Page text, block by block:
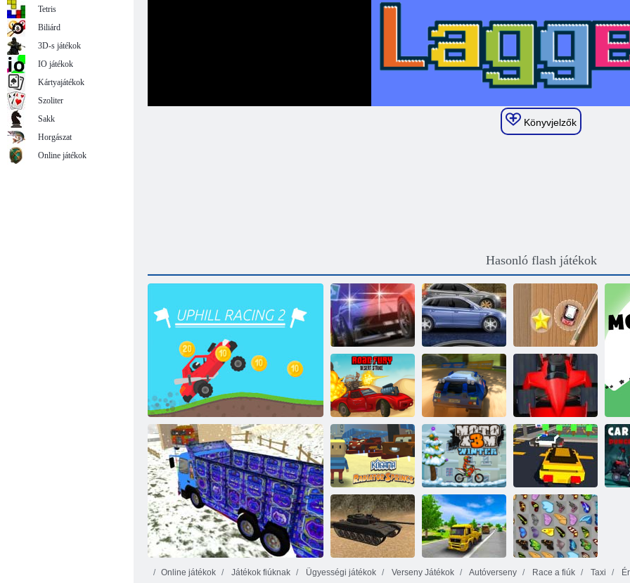
Könyvjelzők
Hasonló flash játékok
Uphill Racing 2
Utcai üldözés Street Race düh
Mini verseny
rohanás
A düh útja
sivatagi sztrájk
Rally Point 6 Formula láz
Kogama:
Radiátor rugók
Moto X3M tél
Lego szuperhős
verseny
Online játékok Játékok fiúknak Ügyességi játékok Verseny Játékok Autóverseny Race a fiúk Taxi
Tetris
Biliárd
3D-s játékok
IO játékok
Kártyajátékok
Szoliter
Sakk
Horgászat
Online játékok